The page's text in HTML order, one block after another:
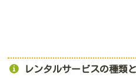
レンタルサービスの種類